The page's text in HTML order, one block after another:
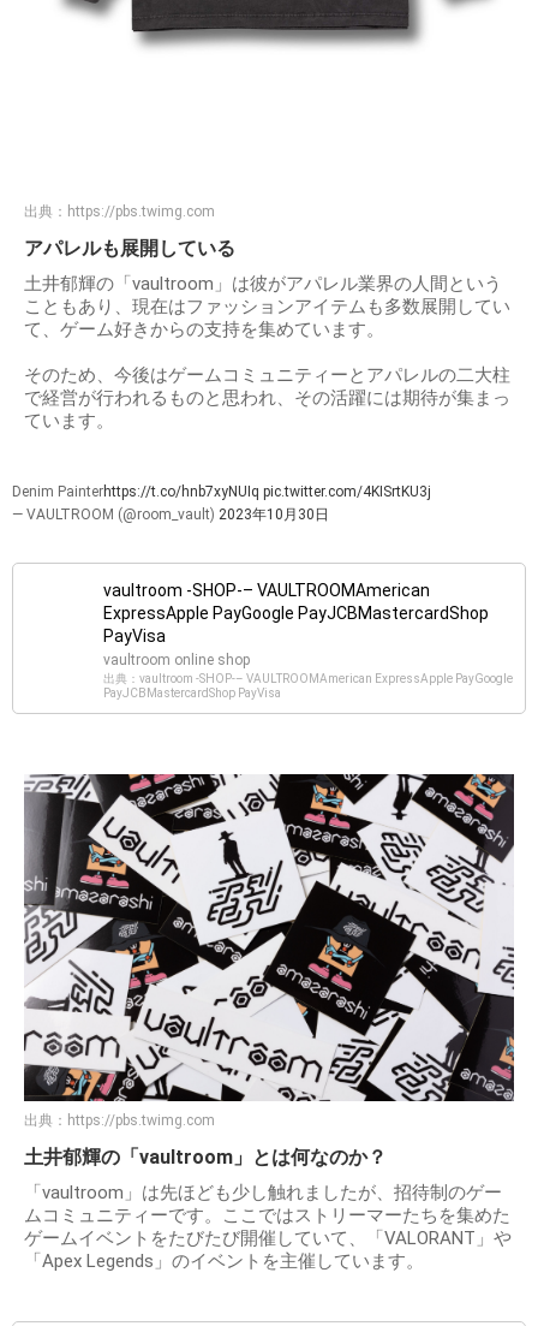
出典： https://pbs.twimg.com
アパレルも展開している
土井郁輝の「vaultroom」は彼がアパレル業界の人間という
こともあり、現在はファッションアイテムも多数展開してい
て、ゲーム好きからの支持を集めています。
そのため、今後はゲームコミュニティーとアパレルの二大柱
で経営が行われるものと思われ、その活躍には期待が集まっ
ています。
Denim Painterhttps://t.co/hnb7xyNUIq pic.twitter.com/4KISrtKU3j
— VAULTROOM (@room_vault) 2023年10月30日
vaultroom -SHOP-– VAULTROOMAmerican
ExpressApple PayGoogle PayJCBMastercardShop
PayVisa
vaultroom online shop
出典：vaultroom -SHOP-– VAULTROOMAmerican ExpressApple PayGoogle
PayJCBMastercardShop PayVisa
出典： https://pbs.twimg.com
土井郁輝の「vaultroom」とは何なのか？
「vaultroom」は先ほども少し触れましたが、招待制のゲー
ムコミュニティーです。ここではストリーマーたちを集めた
ゲームイベントをたびたび開催していて、「VALORANT」や
「Apex Legends」のイベントを主催しています。